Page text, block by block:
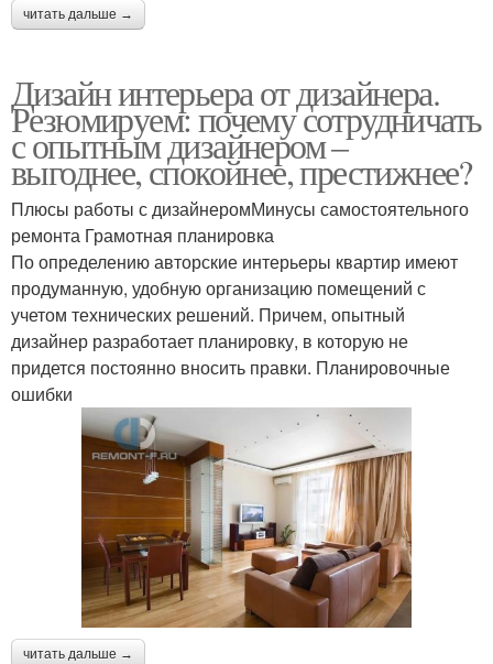
читать дальше →
Дизайн интерьера от дизайнера.
Резюмируем: почему сотрудничать
с опытным дизайнером –
выгоднее, спокойнее, престижнее?
Плюсы работы с дизайнеромМинусы самостоятельного
ремонта Грамотная планировка
По определению авторские интерьеры квартир имеют
продуманную, удобную организацию помещений с
учетом технических решений. Причем, опытный
дизайнер разработает планировку, в которую не
придется постоянно вносить правки. Планировочные
ошибки
читать дальше →